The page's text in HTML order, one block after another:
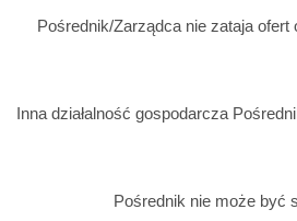
Pośrednik/Zarządca nie zataja
Inna działalność gospodarcza
Pośrednik nie może być